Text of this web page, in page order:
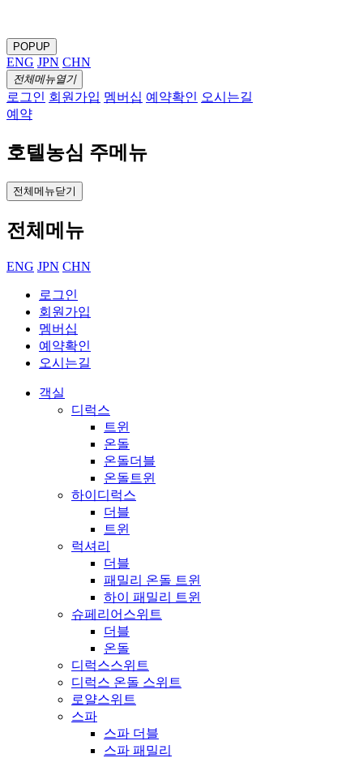
POPUP
ENG JPN CHN
전체메뉴열기
로그인 회원가입 멤버십 예약확인 오시는길
예약
호텔농심 주메뉴
전체메뉴닫기
전체메뉴
ENG JPN CHN
로그인
회원가입
멤버십
예약확인
오시는길
객실
디럭스
트윈
온돌
온돌더블
온돌트윈
하이디럭스
더블
트윈
럭셔리
더블
패밀리 온돌 트윈
하이 패밀리 트윈
슈페리어스위트
더블
온돌
디럭스스위트
디럭스 온돌 스위트
로얄스위트
스파
스파 더블
스파 패밀리